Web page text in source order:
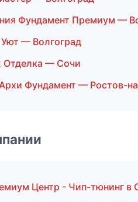
Фундамент Премиум —
— Волгоград
— Сочи
Фундамент — Ростов-
Центр - Чип-тюнинг в